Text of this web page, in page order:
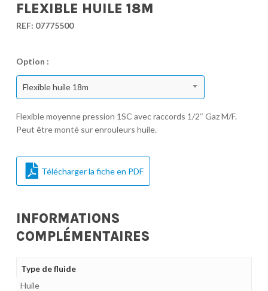
FLEXIBLE HUILE 18M
REF: 07775500
Option :
Flexible huile 18m
Flexible moyenne pression 1SC avec raccords 1/2″ Gaz M/F.
Peut être monté sur enrouleurs huile.
Télécharger la fiche en PDF
INFORMATIONS
COMPLÉMENTAIRES
Type de fluide
Huile